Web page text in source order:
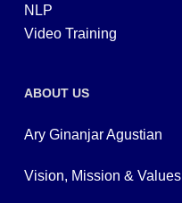
NLP
Video Training
ABOUT US
Ary Ginanjar Agustian
Vision, Mission & Values